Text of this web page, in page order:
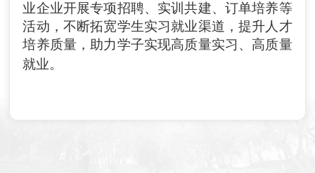
业企业开展专项招聘、实训共建、订单培养等
活动，不断拓宽学生实习就业渠道，提升人才
培养质量，助力学子实现高质量实习、高质量
就业。